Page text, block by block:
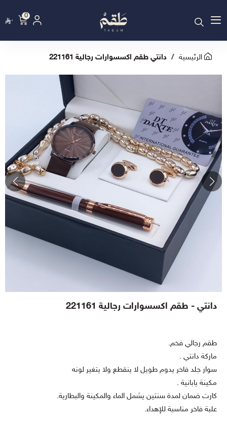
0 ٠
الرئيسية دانتي طقم اكسسوارات رجالية 221161
دانتي - طقم اكسسوارات رجالية 221161
طقم رجالي فخم.
ماركة دانتي .
سوار جلد فاخر يدوم طويل لا ينقطع ولا يتغير لونه
مكينة يابانية .
كارت ضمان لمدة سنتين يشمل الماء والمكينة والبطارية.
علبة فاخر مناسبة للإهداء.